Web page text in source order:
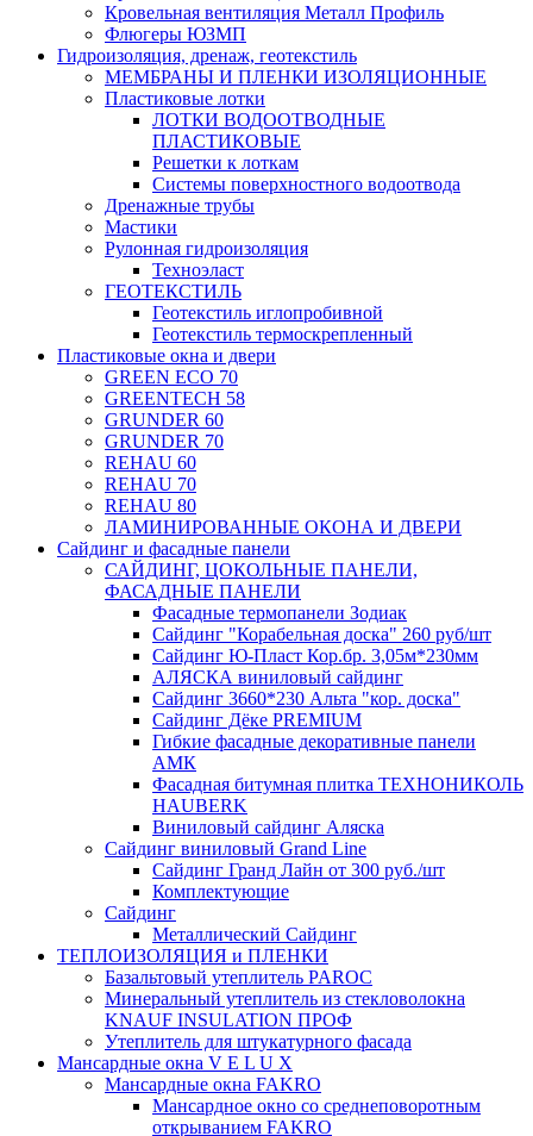
Кровельная вентиляция Металл Профиль
Флюгеры ЮЗМП
Гидроизоляция, дренаж, геотекстиль
МЕМБРАНЫ И ПЛЕНКИ ИЗОЛЯЦИОННЫЕ
Пластиковые лотки
ЛОТКИ ВОДООТВОДНЫЕ
ПЛАСТИКОВЫЕ
Решетки к лоткам
Системы поверхностного водоотвода
Дренажные трубы
Мастики
Рулонная гидроизоляция
Техноэласт
ГЕОТЕКСТИЛЬ
Геотекстиль иглопробивной
Геотекстиль термоскрепленный
Пластиковые окна и двери
GREEN ECO 70
GREENTECH 58
GRUNDER 60
GRUNDER 70
REHAU 60
REHAU 70
REHAU 80
ЛАМИНИРОВАННЫЕ ОКОНА И ДВЕРИ
Сайдинг и фасадные панели
САЙДИНГ, ЦОКОЛЬНЫЕ ПАНЕЛИ,
ФАСАДНЫЕ ПАНЕЛИ
Фасадные термопанели Зодиак
Сайдинг "Корабельная доска" 260 руб/шт
Сайдинг Ю-Пласт Кор.бр. 3,05м*230мм
АЛЯСКА виниловый сайдинг
Сайдинг 3660*230 Альта "кор. доска"
Сайдинг Дёке PREMIUM
Гибкие фасадные декоративные панели
АМК
Фасадная битумная плитка ТЕХНОНИКОЛЬ
HAUBERK
Виниловый сайдинг Аляска
Сайдинг виниловый Grand Line
Сайдинг Гранд Лайн от 300 руб./шт
Комплектующие
Сайдинг
Металлический Сайдинг
ТЕПЛОИЗОЛЯЦИЯ и ПЛЕНКИ
Базальтовый утеплитель PAROC
Минеральный утеплитель из стекловолокна
KNAUF INSULATION ПРОФ
Утеплитель для штукатурного фасада
Мансардные окна V E L U X
Мансардные окна FAKRO
Мансардное окно со среднеповоротным
открыванием FAKRO